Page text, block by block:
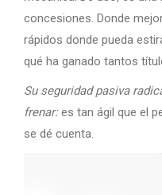
concesiones. Donde
rápidos donde pueda
qué ha ganado tantos
Su seguridad pasiva
frenar:es tan ágil que el
se dé cuenta.